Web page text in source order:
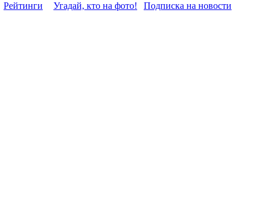
Рейтинги Угадай, кто на фото! Подписка на новости